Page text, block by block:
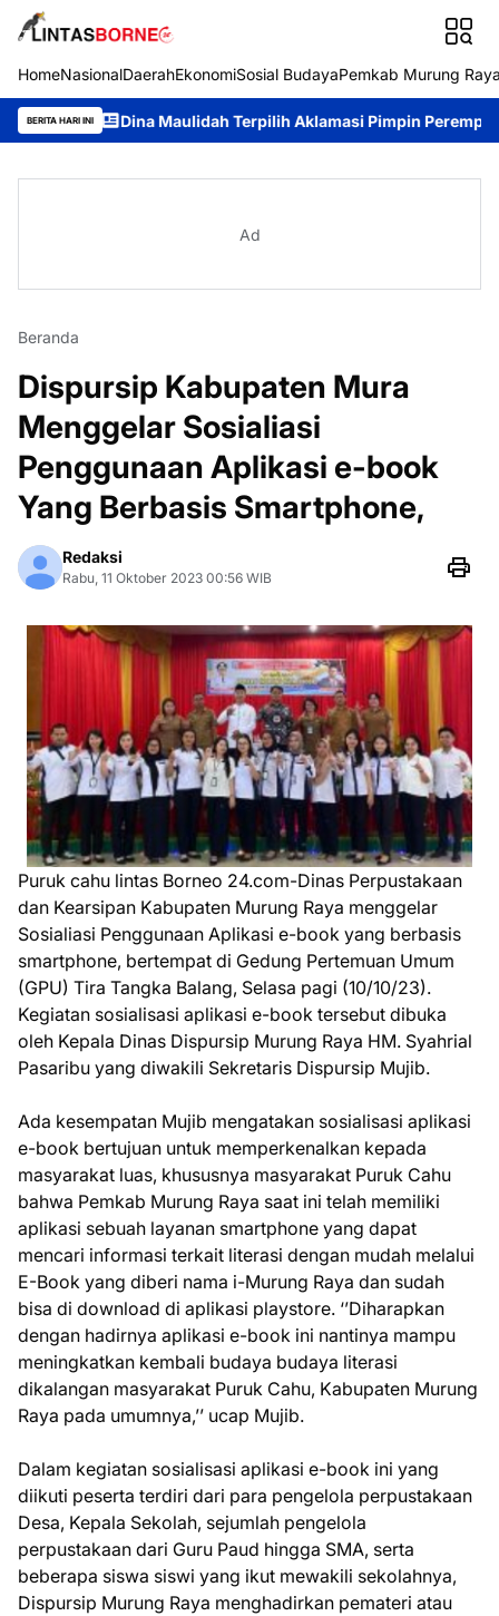
HomeNasionalDaerahEkonomiSosial BudayaPemkab Murung
BERITA HARI INI
Dina Maulidah Terpilih Aklamasi Pimpin Perempuan Bangsa
Ad
Beranda
Dispursip Kabupaten Mura
Menggelar Sosialiasi
Penggunaan Aplikasi e-book
Yang Berbasis Smartphone,
Redaksi
Rabu, 11 Oktober 2023 00:56 WIB
Puruk cahu lintas Borneo 24.com-Dinas Perpustakaan
dan Kearsipan Kabupaten Murung Raya menggelar
Sosialiasi Penggunaan Aplikasi e-book yang berbasis
smartphone, bertempat di Gedung Pertemuan Umum
(GPU) Tira Tangka Balang, Selasa pagi (10/10/23).
Kegiatan sosialisasi aplikasi e-book tersebut dibuka
oleh Kepala Dinas Dispursip Murung Raya HM. Syahrial
Pasaribu yang diwakili Sekretaris Dispursip Mujib.
Ada kesempatan Mujib mengatakan sosialisasi aplikasi
e-book bertujuan untuk memperkenalkan kepada
masyarakat luas, khususnya masyarakat Puruk Cahu
bahwa Pemkab Murung Raya saat ini telah memiliki
aplikasi sebuah layanan smartphone yang dapat
mencari informasi terkait literasi dengan mudah melalui
E-Book yang diberi nama i-Murung Raya dan sudah
bisa di download di aplikasi playstore. ‘’Diharapkan
dengan hadirnya aplikasi e-book ini nantinya mampu
meningkatkan kembali budaya budaya literasi
dikalangan masyarakat Puruk Cahu, Kabupaten Murung
Raya pada umumnya,’’ ucap Mujib.
Dalam kegiatan sosialisasi aplikasi e-book ini yang
diikuti peserta terdiri dari para pengelola perpustakaan
Desa, Kepala Sekolah, sejumlah pengelola
perpustakaan dari Guru Paud hingga SMA, serta
beberapa siswa siswi yang ikut mewakili sekolahnya,
Dispursip Murung Raya menghadirkan pemateri atau